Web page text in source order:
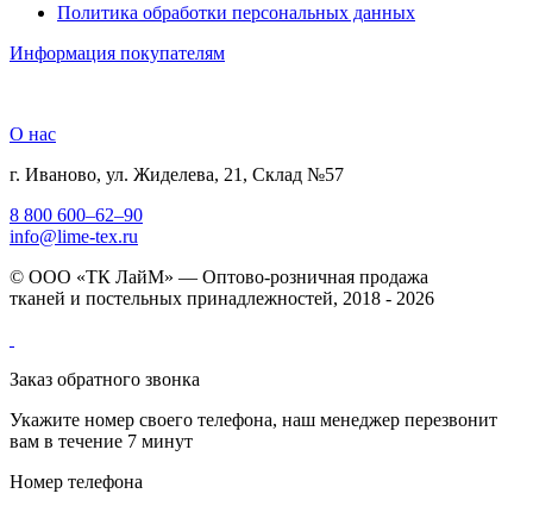
Политика обработки персональных данных
Информация покупателям
О нас
г. Иваново, ул. Жиделева, 21, Склад №57
8 800 600–62–90
info@lime-tex.ru
© ООО «ТК ЛайМ» — Оптово-розничная продажа
тканей и постельных принадлежностей, 2018 - 2026
Заказ обратного звонка
Укажите номер своего телефона, наш менеджер перезвонит
вам в течение 7 минут
Номер телефона